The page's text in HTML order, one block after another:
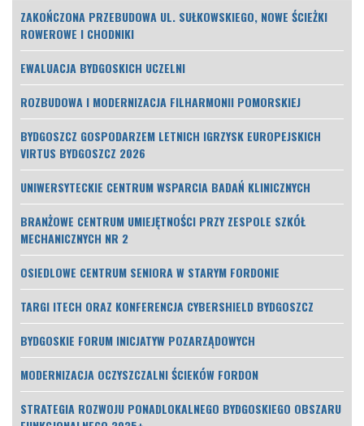
ZAKOŃCZONA PRZEBUDOWA UL. SUŁKOWSKIEGO, NOWE ŚCIEŻKI
ROWEROWE I CHODNIKI
EWALUACJA BYDGOSKICH UCZELNI
ROZBUDOWA I MODERNIZACJA FILHARMONII POMORSKIEJ
BYDGOSZCZ GOSPODARZEM LETNICH IGRZYSK EUROPEJSKICH
VIRTUS BYDGOSZCZ 2026
UNIWERSYTECKIE CENTRUM WSPARCIA BADAŃ KLINICZNYCH
BRANŻOWE CENTRUM UMIEJĘTNOŚCI PRZY ZESPOLE SZKÓŁ
MECHANICZNYCH NR 2
OSIEDLOWE CENTRUM SENIORA W STARYM FORDONIE
TARGI ITECH ORAZ KONFERENCJA CYBERSHIELD BYDGOSZCZ
BYDGOSKIE FORUM INICJATYW POZARZĄDOWYCH
MODERNIZACJA OCZYSZCZALNI ŚCIEKÓW FORDON
STRATEGIA ROZWOJU PONADLOKALNEGO BYDGOSKIEGO OBSZARU